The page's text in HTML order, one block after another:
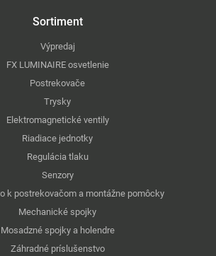
Sortiment
Výpredaj
FX LUMINAIRE osvetlenie
Postrekovače
Trysky
Elektromagnetické ventily
Riadiace jednotky
Regulácia tlaku
Senzory
k postrekovačom a montážne pomôcky
Mechanické spojky
Mosadzné spojky a holendre
Záhradné príslušenstvo